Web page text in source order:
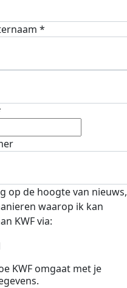
*
op de hoogte van nieuws,
waarop ik kan
KWF via:
KWF omgaat met je